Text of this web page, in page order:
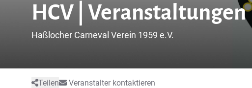
HCV | Veranstaltungen
Haßlocher Carneval Verein 1959 e.V.
Teilen Veranstalter kontaktieren